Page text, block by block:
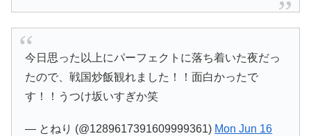
今日思った以上にパーフェクトに落ち着いた夜だっ
たので、戦国炒飯観れました！！面白かったで
す！！うつけ坂いすぎか笑
— とねり (@1289617391609999361) Mon Jun 16